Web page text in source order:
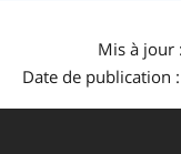
Mis à jour
Date de publication